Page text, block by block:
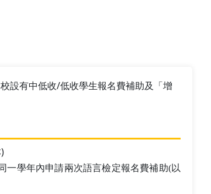
設有中低收/低收學生報名費補助及 「增
一學年內申請兩次語言檢定報名費補助(以